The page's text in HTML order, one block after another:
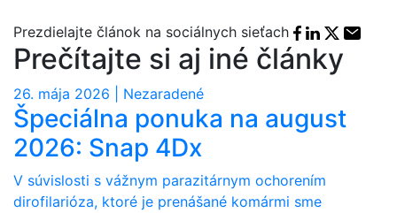
Prezdielajte článok na sociálnych sieťach Facebook
Linkedin
X share
E-
Prečítajte si aj iné články
26. mája 2026 | Nezaradené
Špeciálna ponuka na august
2026: Snap 4Dx
V súvislosti s vážnym parazitárnym ochorením
dirofilarióza, ktoré je prenášané komármi sme